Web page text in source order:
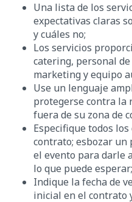
Una lista de los
expectativas claras
y cuáles no;
Los servicios
catering, personal
marketing y equipo
Use un lenguaje
protegerse contra la
fuera de su zona de
Especifique todos
contrato; esbozar un
el evento para darle
lo que puede esperar;
Indique la fecha de
inicial en el contrato